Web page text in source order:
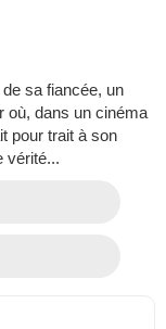
sa fiancée, un
où, dans un cinéma
pour trait à son
vérité...